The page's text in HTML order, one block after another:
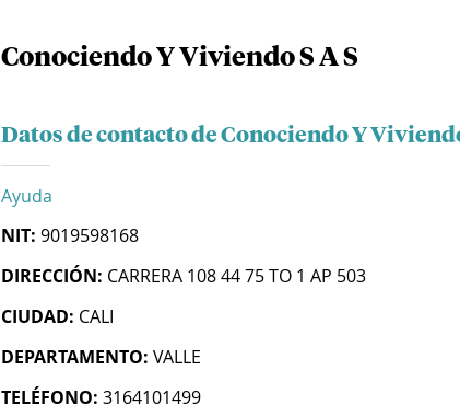
Conociendo Y Viviendo S A S
Datos de contacto de Conociendo Y
Ayuda
NIT: 9019598168
DIRECCIÓN: CARRERA 108 44 75 TO 1 AP 503
CIUDAD: CALI
DEPARTAMENTO: VALLE
TELÉFONO: 3164101499